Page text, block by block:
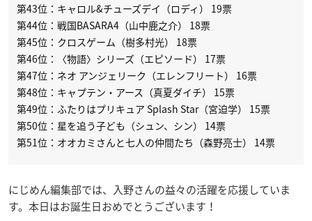
第43位：キャロル&チューズデイ（ロディ） 19票
第44位：戦国BASARA4（山中鹿之介） 18票
第45位：クロスゲーム（樹多村光） 18票
第46位：〈物語〉シリーズ（エピソード） 17票
第47位：ネオ アンジェリーク（エレンフリート） 16票
第48位：キャプテン・アース（真夏ダイチ） 15票
第49位：ふたりはプリキュア Splash Star（宮迫学） 15票
第50位：星を追う子ども（シュン、シン） 14票
第51位：オオカミさんと七人の仲間たち（森野亮士） 14票
にじめん編集部では、入野さんの益々の活躍を応援していま
す。本日はお誕生日おめでとうございます！